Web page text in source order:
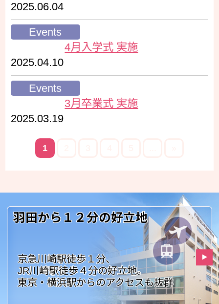
2025.06.04
Events
4月入学式 実施
2025.04.10
Events
3月卒業式 実施
2025.03.19
1
羽田から１２分の好立地
京急川崎駅徒歩１分、
JR川崎駅徒歩４分の好立地。
東京・横浜駅からのアクセスも抜群